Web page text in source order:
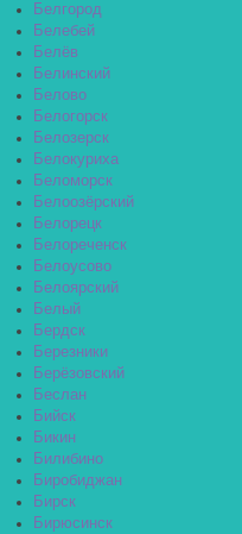
Белгород
Белебей
Белёв
Белинский
Белово
Белогорск
Белозерск
Белокуриха
Беломорск
Белоозёрский
Белорецк
Белореченск
Белоусово
Белоярский
Белый
Бердск
Березники
Берёзовский
Беслан
Бийск
Бикин
Билибино
Биробиджан
Бирск
Бирюсинск